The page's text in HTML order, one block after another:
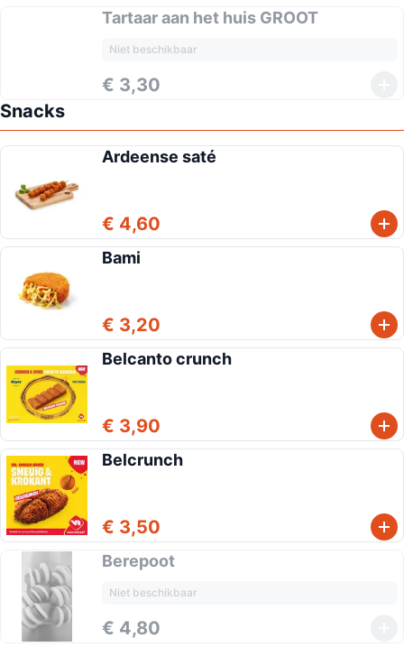
Tartaar aan het huis GROOT
Niet beschikbaar
€ 3,30
Snacks
Ardeense saté
€ 4,60
Bami
€ 3,20
Belcanto crunch
€ 3,90
Belcrunch
€ 3,50
Berepoot
Niet beschikbaar
€ 4,80